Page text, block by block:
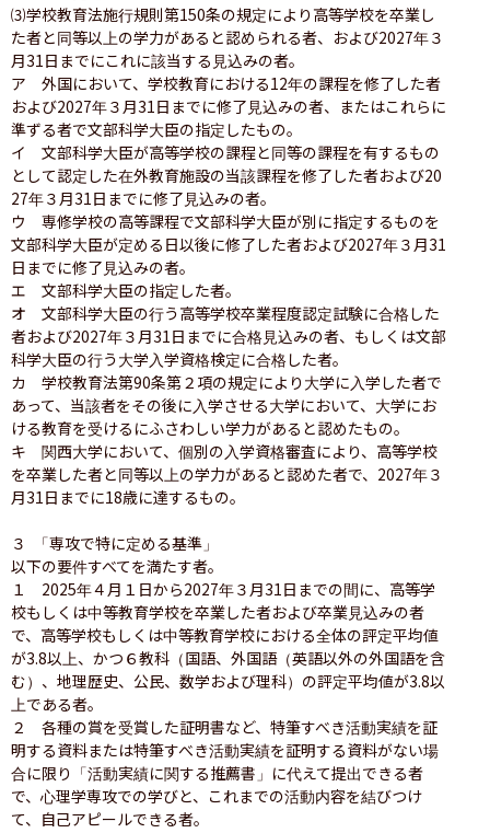
⑶学校教育法施行規則第150条の規定により高等学校を卒業し
た者と同等以上の学力があると認められる者、および2027年３
月31日までにこれに該当する見込みの者。
ア　外国において、学校教育における12年の課程を修了した者
および2027年３月31日までに修了見込みの者、またはこれらに
準ずる者で文部科学大臣の指定したもの。
イ　文部科学大臣が高等学校の課程と同等の課程を有するもの
として認定した在外教育施設の当該課程を修了した者および20
27年３月31日までに修了見込みの者。
ウ　専修学校の高等課程で文部科学大臣が別に指定するものを
文部科学大臣が定める日以後に修了した者および2027年３月31
日までに修了見込みの者。
エ　文部科学大臣の指定した者。
オ　文部科学大臣の行う高等学校卒業程度認定試験に合格した
者および2027年３月31日までに合格見込みの者、もしくは文部
科学大臣の行う大学入学資格検定に合格した者。
カ　学校教育法第90条第２項の規定により大学に入学した者で
あって、当該者をその後に入学させる大学において、大学にお
ける教育を受けるにふさわしい学力があると認めたもの。
キ　関西大学において、個別の入学資格審査により、高等学校
を卒業した者と同等以上の学力があると認めた者で、2027年３
月31日までに18歳に達するもの。
３ 「専攻で特に定める基準」
以下の要件すべてを満たす者。
１　2025年４月１日から2027年３月31日までの間に、高等学
校もしくは中等教育学校を卒業した者および卒業見込みの者
で、高等学校もしくは中等教育学校における全体の評定平均値
が3.8以上、かつ６教科（国語、外国語（英語以外の外国語を含
む）、地理歴史、公民、数学および理科）の評定平均値が3.8以
上である者。
２　各種の賞を受賞した証明書など、特筆すべき活動実績を証
明する資料または特筆すべき活動実績を証明する資料がない場
合に限り「活動実績に関する推薦書」に代えて提出できる者
で、心理学専攻での学びと、これまでの活動内容を結びつけ
て、自己アピールできる者。